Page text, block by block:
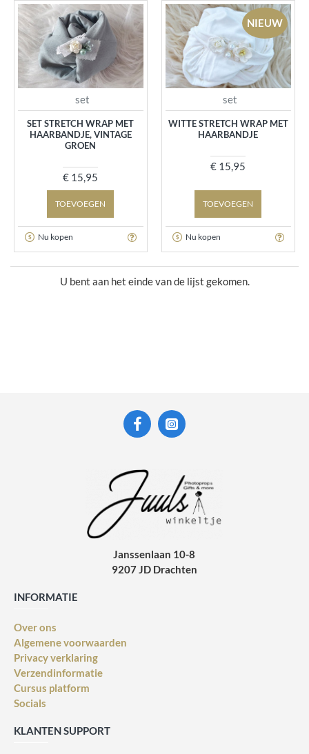
set
SET STRETCH WRAP MET
HAARBANDJE, VINTAGE
GROEN
€ 15,95
TOEVOEGEN
Nu kopen
NIEUW
set
WITTE STRETCH WRAP MET
HAARBANDJE
€ 15,95
TOEVOEGEN
Nu kopen
U bent aan het einde van de lijst gekomen.
Janssenlaan 10-8
9207 JD Drachten
INFORMATIE
Over ons
Algemene voorwaarden
Privacy verklaring
Verzendinformatie
Cursus platform
Socials
KLANTEN SUPPORT